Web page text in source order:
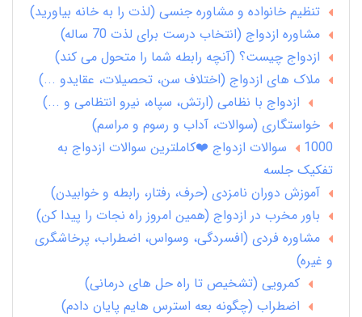
تنظیم خانواده و مشاوره جنسی (لذت را به خانه بیاورید)
مشاوره ازدواج (انتخاب درست برای لذت 70 ساله)
ازدواج چیست؟ (آنچه رابطه شما را متحول می کند)
ملاک های ازدواج (اختلاف سن، تحصیلات، عقایدو ...)
ازدواج با نظامی (ارتش، سپاه، نیرو انتظامی و ...)
خواستگاری (سوالات، آداب و رسوم و مراسم)
1000 سوالات ازدواج ❤️کاملترین سوالات ازدواج به
تفکیک جلسه
آموزش دوران نامزدی (حرف، رفتار، رابطه و خوابیدن)
باور مخرب در ازدواج (همین امروز راه نجات را پیدا کن)
مشاوره فردی (افسردگی، وسواس، اضطراب، پرخاشگری
و غیره)
کمرویی (تشخیص تا راه حل های درمانی)
اضطراب (چگونه بعه استرس هایم پایان دادم)